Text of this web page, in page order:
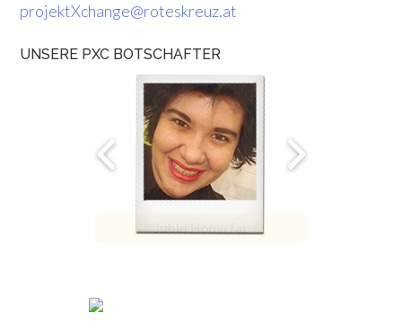
projektXchange@roteskreuz.at
UNSERE PXC BOTSCHAFTER
Jubin Honarfar